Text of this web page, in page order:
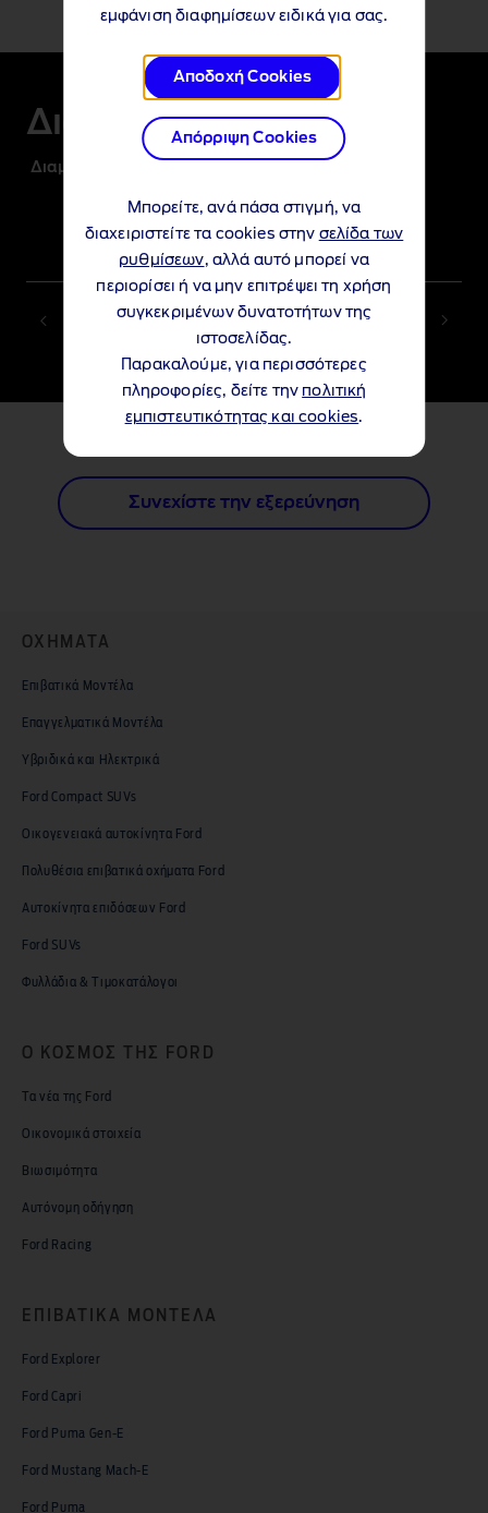
1 of 2
Διαμόρφωση & Τιμή
Διαμορφώστε το δικό σας
1 of 3
Συνεχίστε την εξερεύνηση
εμφάνιση διαφημίσεων ειδικά για σας.
Αποδοχή Cookies
Απόρριψη Cookies
Μπορείτε, ανά πάσα στιγμή, να
διαχειριστείτε τα cookies στην σελίδα των
ρυθμίσεων, αλλά αυτό μπορεί να
περιορίσει ή να μην επιτρέψει τη χρήση
συγκεκριμένων δυνατοτήτων της
ιστοσελίδας.
Παρακαλούμε, για περισσότερες
πληροφορίες, δείτε την πολιτική
εμπιστευτικότητας και cookies.
ΟΧΗΜΑΤΑ
Επιβατικά Μοντέλα
Επαγγελματικά Μοντέλα
Υβριδικά και Ηλεκτρικά
Ford Compact SUVs
Οικογενειακά αυτοκίνητα Ford
Πολυθέσια επιβατικά οχήματα Ford
Αυτοκίνητα επιδόσεων Ford
Ford SUVs
Φυλλάδια & Τιμοκατάλογοι
Ο ΚΟΣΜΟΣ ΤΗΣ FORD
Τα νέα της Ford
Οικονομικά στοιχεία
Βιωσιμότητα
Αυτόνομη οδήγηση
Ford Racing
ΕΠΙΒΑΤΙΚΑ MΟΝΤΕΛΑ
Ford Explorer
Ford Capri
Ford Puma Gen-E
Ford Mustang Mach-E
Ford Puma